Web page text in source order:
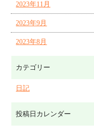
2023年11月
2023年9月
2023年8月
カテゴリー
日記
投稿日カレンダー